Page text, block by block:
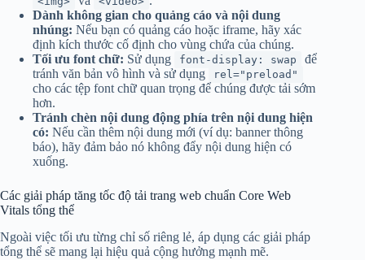
Dành không gian cho quảng cáo và nội dung
nhúng: Nếu bạn có quảng cáo hoặc iframe, hãy xác
định kích thước cố định cho vùng chứa của chúng.
Tối ưu font chữ: Sử dụng font-display: swap
để
tránh văn bản vô hình và sử dụng
rel="preload"
cho các tệp font chữ quan trọng để chúng được tải sớm
hơn.
Tránh chèn nội dung động phía trên nội dung hiện
có: Nếu cần thêm nội dung mới (ví dụ: banner thông
báo), hãy đảm bảo nó không đẩy nội dung hiện có
xuống.
Các giải pháp tăng tốc độ tải trang web chuẩn Core Web
Vitals tổng thể
Ngoài việc tối ưu từng chỉ số riêng lẻ, áp dụng các giải pháp
tổng thể sẽ mang lại hiệu quả cộng hưởng mạnh mẽ.